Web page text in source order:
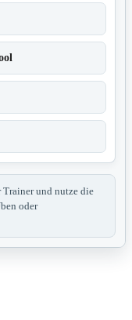
Trainer und nutze die
oder